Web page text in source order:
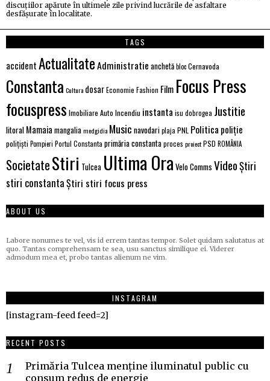
discuțiilor apărute în ultimele zile privind lucrările de asfaltare
desfășurate în localitate.
TAGS
accidentActualitateAdministratie anchetăblocCernavoda
Constanta Cultura dosarEconomie Fashion Film Focus Press
focuspress Imobiliare Auto Incendiu instanta isu dobrogea Justitie
litoral Mamaia mangaliamedgidia Music navodariplaja PNL Politica poliție
polițiști Pompieri Portul Constanta primăria constantaproces proiectPSD ROMÂNIA
SocietateStiri Tulcea Ultima Ora Velo Comms VideoȘtiri
stiri constantaȘtiri stiri focus press
ABOUT US
Labore nonumes te vel, vis id errem tantas tempor. Solet quidam salutatus at
quo. Tantas comprehensam te sea, usu sanctus similique ei. Viderer
admodum mea et, probo tantas alienum ne vim.
INSTAGRAM
[instagram-feed feed=2]
RECENT POSTS
Primăria Tulcea menține iluminatul public cu
consum redus de energie